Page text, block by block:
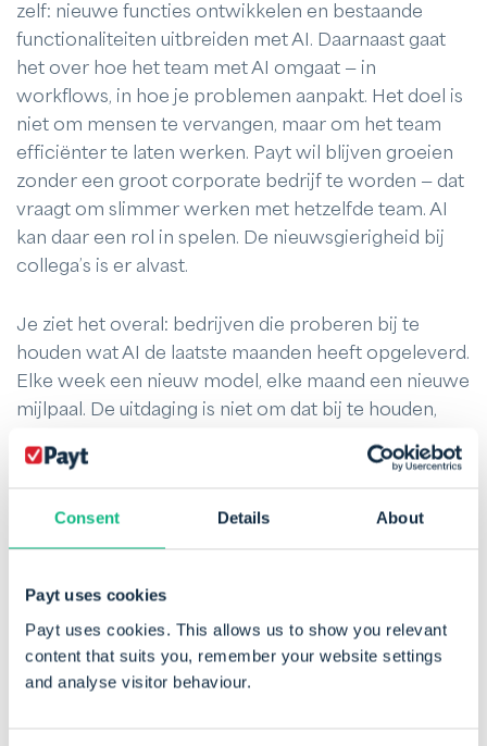
Consent Details About
Payt uses cookies
Payt uses cookies. This allows us to show you relevant
content that suits you, remember your website settings
and analyse visitor behaviour.
zelf: nieuwe functies ontwikkelen en bestaande
functionaliteiten uitbreiden met AI. Daarnaast gaat
het over hoe het team met AI omgaat — in
workflows, in hoe je problemen aanpakt. Het doel is
niet om mensen te vervangen, maar om het team
efficiënter te laten werken. Payt wil blijven groeien
zonder een groot corporate bedrijf te worden — dat
vraagt om slimmer werken met hetzelfde team. AI
kan daar een rol in spelen. De nieuwsgierigheid bij
collega’s is er alvast.
Je ziet het overal: bedrijven die proberen bij te
houden wat AI de laatste maanden heeft opgeleverd.
Elke week een nieuw model, elke maand een nieuwe
mijlpaal. De uitdaging is niet om dat bij te houden,
klant. Daar ligt de focus bij Payt — niet de nieuwste
wat werkt.
veranderen. AI-ontwikkelingen gaan snel, en klanten
verwachten meer flexibiliteit — niet alleen een
softwarepakket dat doet wat het doet, maar een
dienst die meebeweegt met hun behoeften. De stap